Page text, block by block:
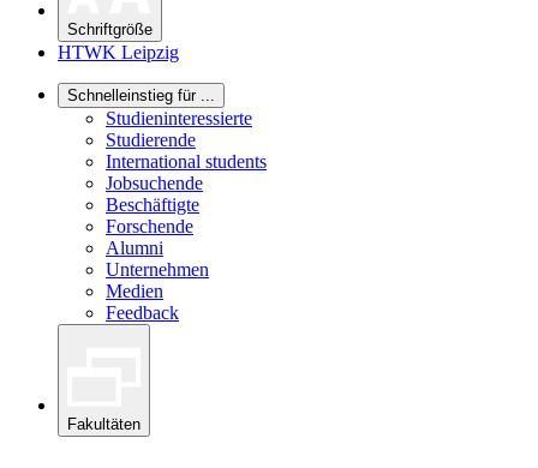
Schriftgröße
HTWK Leipzig
Schnelleinstieg für ...
Studieninteressierte
Studierende
International students
Jobsuchende
Beschäftigte
Forschende
Alumni
Unternehmen
Medien
Feedback
Fakultäten